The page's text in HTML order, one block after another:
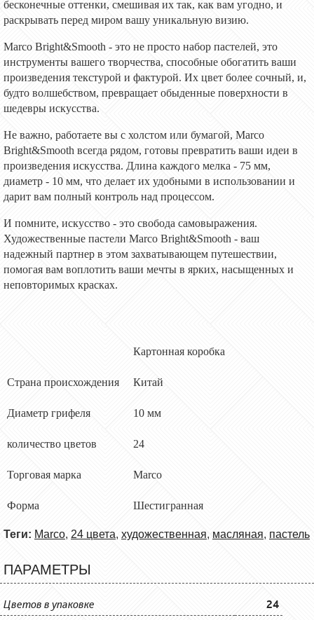
бесконечные оттенки, смешивая их так, как вам угодно, и
раскрывать перед миром вашу уникальную визию.
Marco Bright&Smooth - это не просто набор пастелей, это
инструменты вашего творчества, способные обогатить ваши
произведения текстурой и фактурой. Их цвет более сочный, и,
будто волшебством, превращает обыденные поверхности в
шедевры искусства.
Не важно, работаете вы с холстом или бумагой, Marco
Bright&Smooth всегда рядом, готовы превратить ваши идеи в
произведения искусства. Длина каждого мелка - 75 мм,
диаметр - 10 мм, что делает их удобными в использовании и
дарит вам полный контроль над процессом.
И помните, искусство - это свобода самовыражения.
Художественные пастели Marco Bright&Smooth - ваш
надежный партнер в этом захватывающем путешествии,
помогая вам воплотить ваши мечты в ярких, насыщенных и
неповторимых красках.
Картонная коробка
Страна происхождения Китай
Диаметр грифеля 10 мм
количество цветов 24
Торговая марка Marco
Форма Шестигранная
Теги: Marco, 24 цвета, художественная, масляная, пастель
ПАРАМЕТРЫ
Цветов в упаковке 24